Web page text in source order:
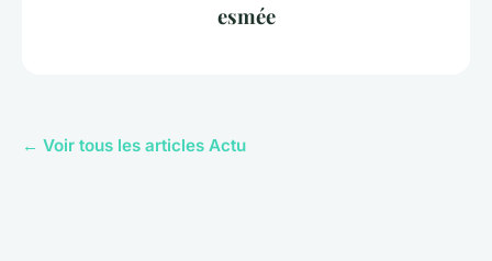
esmée
← Voir tous les articles Actu